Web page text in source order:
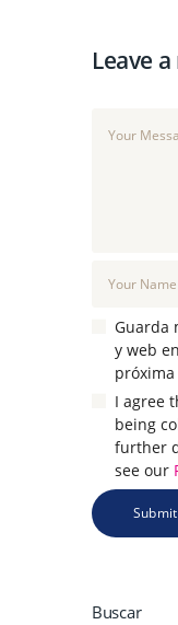
Leave
Guarda
y web
I agree
being
further
see our
Buscar